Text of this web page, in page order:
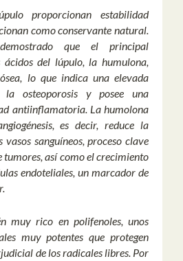
proporcionan estabilidad
como conservante natural.
que el principal
ácidos del lúpulo, la humulona,
lo que indica una elevada
osteoporosis y posee una
antiinflamatoria. La humolona
es decir, reduce la
sanguíneos, proceso clave
así como el crecimiento
endoteliales, un marcador de
muy rico en polifenoles, unos
muy potentes que protegen
de los radicales libres. Por